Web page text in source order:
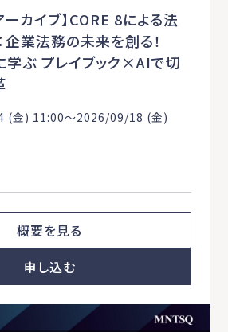
カイブ】CORE 8による法
業法務の未来を創る！
学ぶ プレイブック×AIで切
(金) 11:00〜2026/09/18 (金)
概要を見る
申し込む